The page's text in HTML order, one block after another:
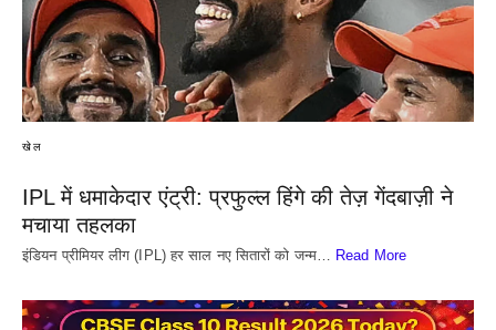
खेल
IPL में धमाकेदार एंट्री: प्रफुल्ल हिंगे की तेज़ गेंदबाज़ी ने
मचाया तहलका
इंडियन प्रीमियर लीग (IPL) हर साल नए सितारों को जन्म… Read More